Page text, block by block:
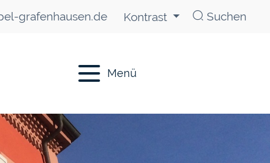
grafenhausen.de Kontrast Suchen
Menü